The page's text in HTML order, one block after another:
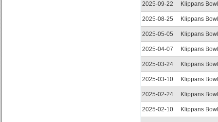
2025-09-22 Klippans
2025-08-25 Klippans
2025-05-05 Klippans
2025-04-07 Klippans
2025-03-24 Klippans
2025-03-10 Klippans
2025-02-24 Klippans
2025-02-10 Klippans